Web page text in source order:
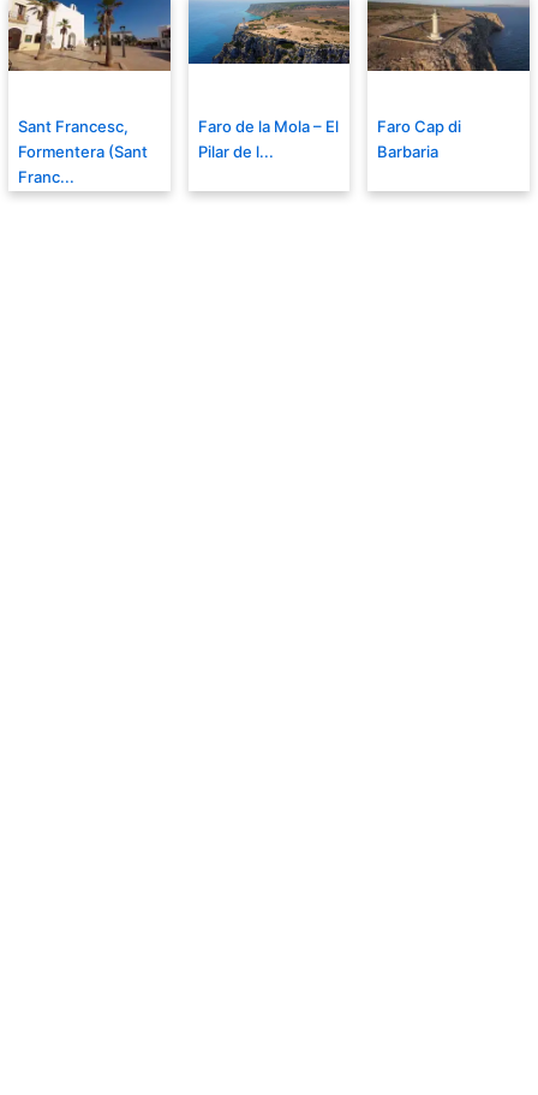
Sant Francesc,
Formentera (Sant
Franc...
Faro de la Mola – El
Pilar de l...
Faro Cap di
Barbaria